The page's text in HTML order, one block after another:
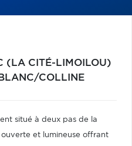
(LA CITÉ-LIMOILOU)
COLLINE
situé à deux pas de la
et lumineuse offrant